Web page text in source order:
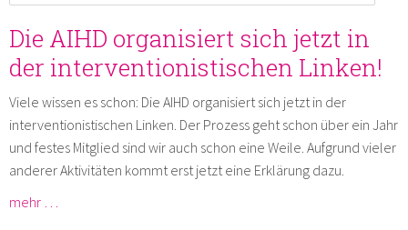
Die AIHD organisiert sich jetzt in
der interventionistischen Linken!
Viele wissen es schon: Die AIHD organisiert sich jetzt in der
interventionistischen Linken. Der Prozess geht schon über ein Jahr
und festes Mitglied sind wir auch schon eine Weile. Aufgrund vieler
anderer Aktivitäten kommt erst jetzt eine Erklärung dazu.
mehr …